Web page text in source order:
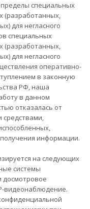
специальных
(разработанных,
для негласного
специальных
(разработанных,
для негласного
оперативно-
в законную
РФ, наша
в данном
отказалась от
средствами,
информации.
на следующих
системы
досмотровое
видеонаблюдение.